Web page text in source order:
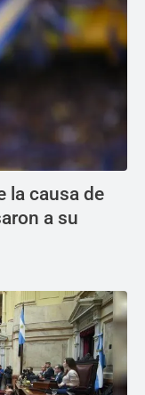
la causa de
a su